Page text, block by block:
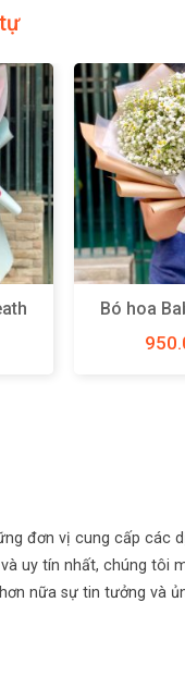
–
Bó hoa
mix tana
đơn vị cung cấp các
uy tín nhất, chúng tôi
nữa sự tin tưởng và